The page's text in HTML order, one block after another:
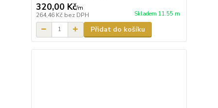
320,00 Kč/m
264,46 Kč bez DPH Skladem 11.55 m
Přidat do košíku